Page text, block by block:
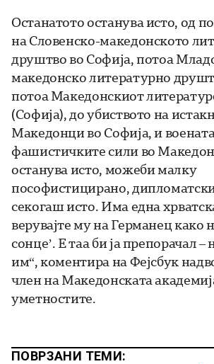
Останатото останува исто, од
на Словенско-македонското
друштво во Софија, потоа
македонско литературно
потоа Македонскиот
(Софија), до убиството на
Македонци во Софија, и воената
фашистичките сили во
останува исто, можеби малку
пософистицирано,
секогаш исто. Има една
верувајте му на Германец како
сонце’. Е таа би ја препорачал –
им“, коментира на Фејсбук
член на Македонската
уметностите.
ПОВРЗАНИ ТЕМИ: